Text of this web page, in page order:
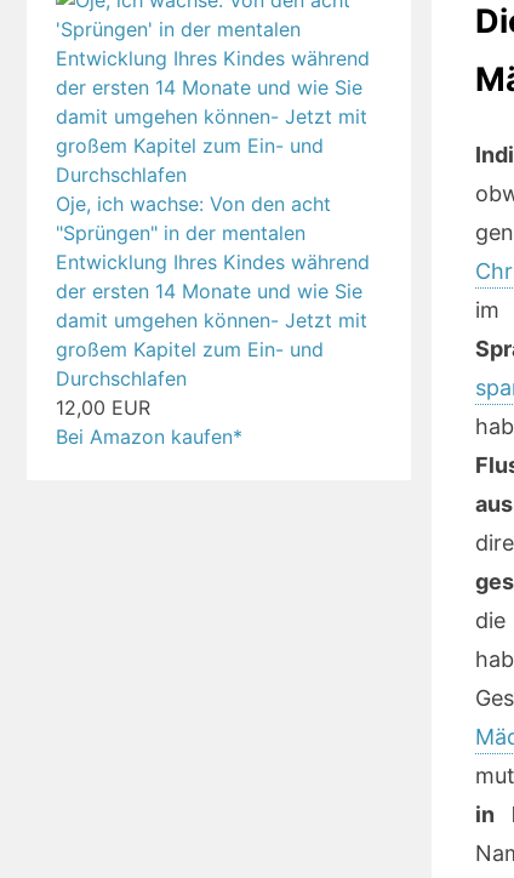
im
in
Oje, ich wachse: Von den acht
"Sprüngen" in der mentalen
Entwicklung Ihres Kindes während
der ersten 14 Monate und wie Sie
damit umgehen können- Jetzt mit
großem Kapitel zum Ein- und
Durchschlafen
12,00 EUR
Bei Amazon kaufen*